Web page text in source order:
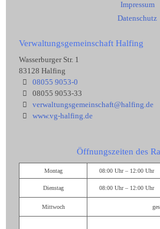
Impressum
Datenschutz
Verwaltungsgemeinschaft Halfing
Wasserburger Str. 1
83128 Halfing
08055 9053-0
08055 9053-33
verwaltungsgemeinschaft@halfing.de
www.vg-halfing.de
Öffnungszeiten des
Montag 08:00 Uhr – 12:00 Uhr
Dienstag 08:00 Uhr – 12:00 Uhr
Mittwoch